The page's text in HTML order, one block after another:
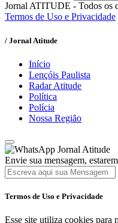
Jornal ATITUDE - Todos os
Termos de Uso e Privacidade
/ Jornal Atitude
Início
Lençóis Paulista
Radar Atitude
Política
Polícia
Nossa Região
Jornal Atitude
Envie sua mensagem,
Termos de Uso e Privacidade
Esse site utiliza cookies para